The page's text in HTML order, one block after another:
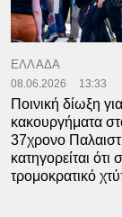
ΕΛΛΑΔΑ
08.06.2026 13:33
Ποινική δίωξη
κακουργήματα
37χρονο
κατηγορείται ότι
τρομοκρατικό